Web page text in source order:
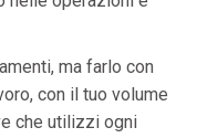
ma farlo con
con il tuo volume
che utilizzi ogni